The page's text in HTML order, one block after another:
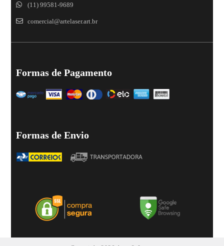
(11) 99581-9689
comercial@artelaser.art.br
Formas de Pagamento
Formas de Envio